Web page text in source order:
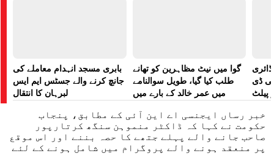
بابری مسجد انہدام معاملے کی
جانچ کرنے والے جسٹس ایم ایس
لبرہان کا انتقال
گوا میں نیٹ مظاہرین کو تھانے
طلب کیا گیا، طویل سوالنامے
میں عمر خالد کے بارے میں
ڈی
پیلٹ
تھی
خبر رساں ایجنسی اے این آئی کے مطابق، پنجاب
حکومت نے کہا کہ ڈاکٹر منموہن سنگھ کرتارپور
صاحب جانے والے پہلے جتھے کا حصہ بننے اور اس موقع
پر منعقد ہونے والے پروگرام میں شامل ہونے کے لئے